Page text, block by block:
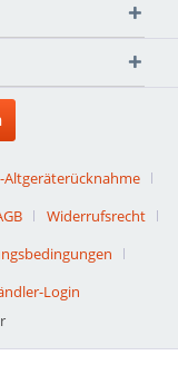
Altgeräterücknahme
Widerrufsrecht
Login